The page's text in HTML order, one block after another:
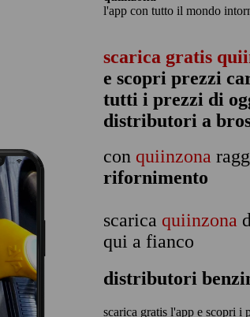
l'app con tutto il mondo
scarica gratis
e scopri prezzi
tutti i prezzi di
distributori a
con quiinzona
rifornimento
scarica quiinzona
qui a fianco
distributori
scarica gratis l'app e scopri i